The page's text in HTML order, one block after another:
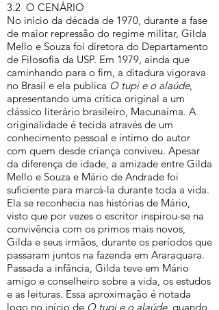
3.2 O CENÁRIO
No início da década de 1970, durante a fase
de maior repressão do regime militar, Gilda
Mello e Souza foi diretora do Departamento
de Filosofia da USP. Em 1979, ainda que
caminhando para o fim, a ditadura vigorava
no Brasil e ela publica O tupi e o alaúde,
apresentando uma crítica original a um
clássico literário brasileiro, Macunaíma. A
originalidade é tecida através de um
conhecimento pessoal e íntimo do autor
com quem desde criança conviveu. Apesar
da diferença de idade, a amizade entre Gilda
Mello e Souza e Mário de Andrade foi
suficiente para marcá-la durante toda a vida.
Ela se reconhecia nas histórias de Mário,
visto que por vezes o escritor inspirou-se na
convivência com os primos mais novos,
Gilda e seus irmãos, durante os períodos que
passaram juntos na fazenda em Araraquara.
Passada a infância, Gilda teve em Mário
amigo e conselheiro sobre a vida, os estudos
e as leituras. Essa aproximação é notada
logo no início de O tupi e o alaúde, quando